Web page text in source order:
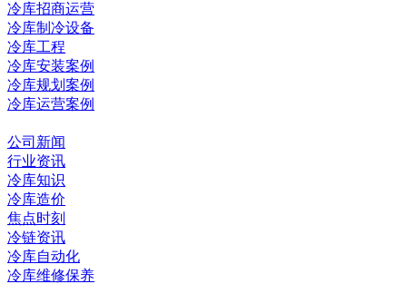
冷库招商运营
冷库制冷设备
冷库工程
冷库安装案例
冷库规划案例
冷库运营案例
公司新闻
行业资讯
冷库知识
冷库造价
焦点时刻
冷链资讯
冷库自动化
冷库维修保养